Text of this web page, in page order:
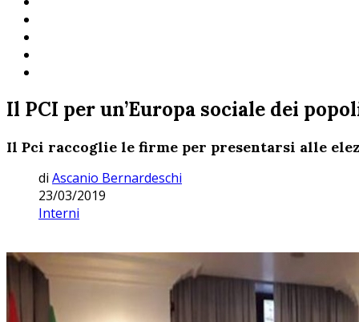
Il PCI per un’Europa sociale dei
Il Pci raccoglie le firme per presentarsi alle
di Ascanio Bernardeschi
23/03/2019
Interni